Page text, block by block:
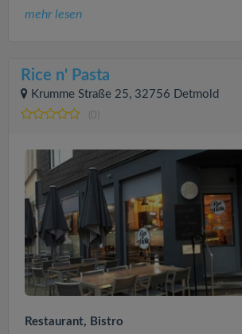
mehr lesen
Rice n' Pasta
Krumme Straße 25, 32756 Detmold
(0)
Restaurant, Bistro